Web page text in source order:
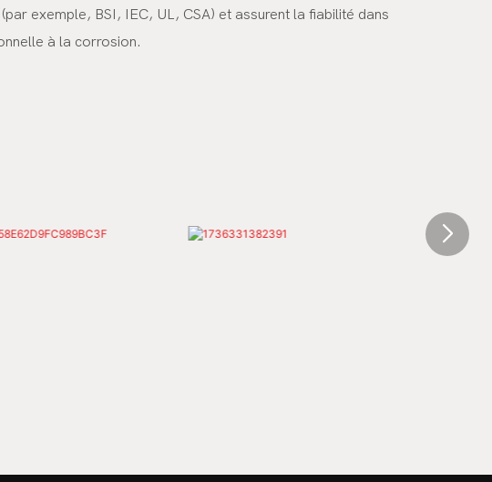
exemple, BSI, IEC, UL, CSA) et assurent la fiabilité dans
à la corrosion.